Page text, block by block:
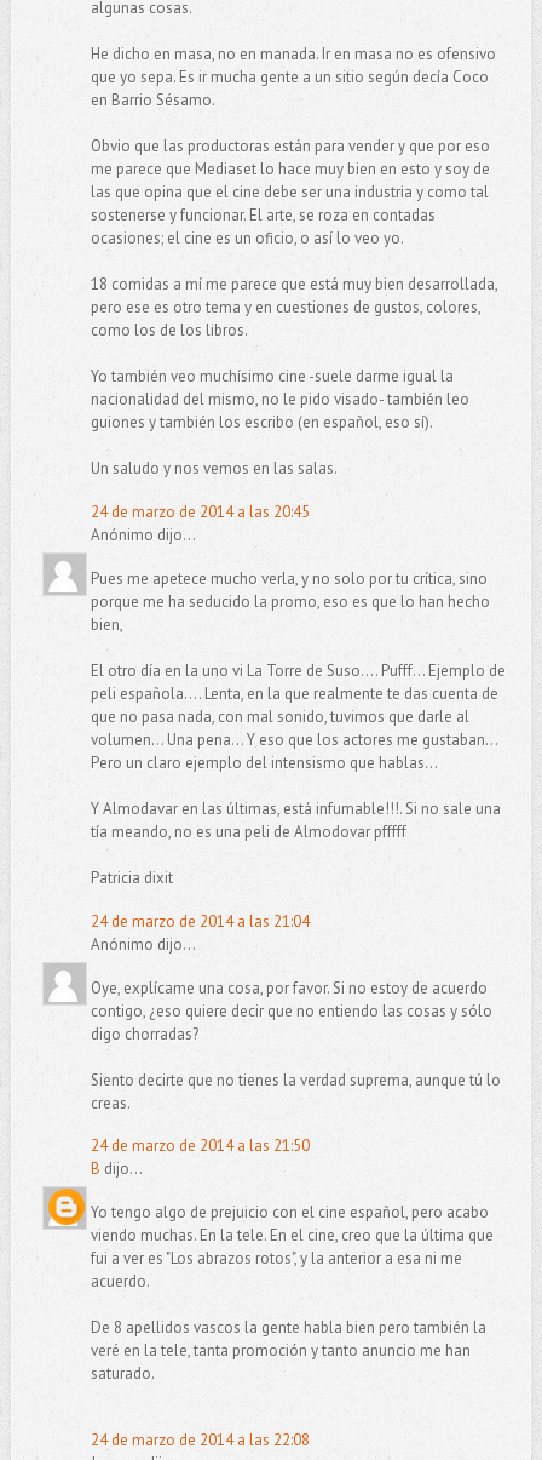
algunas cosas.
He dicho en masa, no en manada. Ir en masa no es ofensivo
que yo sepa. Es ir mucha gente a un sitio según decía Coco
en Barrio Sésamo.
Obvio que las productoras están para vender y que por eso
me parece que Mediaset lo hace muy bien en esto y soy de
las que opina que el cine debe ser una industria y como tal
sostenerse y funcionar. El arte, se roza en contadas
ocasiones; el cine es un oficio, o así lo veo yo.
18 comidas a mí me parece que está muy bien desarrollada,
pero ese es otro tema y en cuestiones de gustos, colores,
como los de los libros.
Yo también veo muchísimo cine -suele darme igual la
nacionalidad del mismo, no le pido visado- también leo
guiones y también los escribo (en español, eso sí).
Un saludo y nos vemos en las salas.
24 de marzo de 2014 a las 20:45
Anónimo dijo...
Pues me apetece mucho verla, y no solo por tu crítica, sino
porque me ha seducido la promo, eso es que lo han hecho
bien,
El otro día en la uno vi La Torre de Suso.... Pufff... Ejemplo de
peli española.... Lenta, en la que realmente te das cuenta de
que no pasa nada, con mal sonido, tuvimos que darle al
volumen... Una pena... Y eso que los actores me gustaban...
Pero un claro ejemplo del intensismo que hablas...
Y Almodavar en las últimas, está infumable!!!. Si no sale una
tía meando, no es una peli de Almodovar pfffff
Patricia dixit
24 de marzo de 2014 a las 21:04
Anónimo dijo...
Oye, explícame una cosa, por favor. Si no estoy de acuerdo
contigo, ¿eso quiere decir que no entiendo las cosas y sólo
digo chorradas?
Siento decirte que no tienes la verdad suprema, aunque tú lo
creas.
24 de marzo de 2014 a las 21:50
B dijo...
Yo tengo algo de prejuicio con el cine español, pero acabo
viendo muchas. En la tele. En el cine, creo que la última que
fui a ver es "Los abrazos rotos", y la anterior a esa ni me
acuerdo.
De 8 apellidos vascos la gente habla bien pero también la
veré en la tele, tanta promoción y tanto anuncio me han
saturado.
24 de marzo de 2014 a las 22:08